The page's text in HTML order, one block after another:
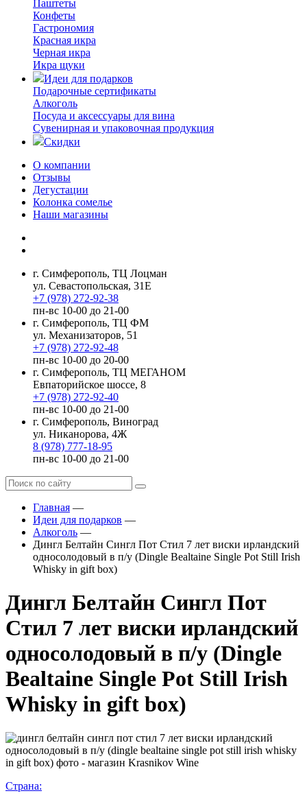
Паштеты
Конфеты
Гастрономия
Красная икра
Черная икра
Икра щуки
Идеи для подарков
Подарочные сертификаты
Алкоголь
Посуда и аксессуары для вина
Сувенирная и упаковочная продукция
Скидки
О компании
Отзывы
Дегустации
Колонка сомелье
Наши магазины
г. Симферополь, ТЦ Лоцман
ул. Севастопольская, 31Е
+7 (978) 272-92-38
пн-вс 10-00 до 21-00
г. Симферополь, ТЦ ФМ
ул. Механизаторов, 51
+7 (978) 272-92-48
пн-вс 10-00 до 20-00
г. Симферополь, ТЦ МЕГАНОМ
Евпаторийское шоссе, 8
+7 (978) 272-92-40
пн-вс 10-00 до 21-00
г. Симферополь, Виноград
ул. Никанорова, 4Ж
8 (978) 777-18-95
пн-вс 10-00 до 21-00
Главная —
Идеи для подарков —
Алкоголь —
Дингл Белтайн Сингл Пот Стил 7 лет виски ирландский
односолодовый в п/у (Dingle Bealtaine Single Pot Still Irish
Whisky in gift box)
Дингл Белтайн Сингл Пот
Стил 7 лет виски ирландский
односолодовый в п/у (Dingle
Bealtaine Single Pot Still Irish
Whisky in gift box)
Страна: